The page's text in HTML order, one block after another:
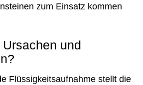
zum Einsatz kommen
und
Flüssigkeitsaufnahme stellt die